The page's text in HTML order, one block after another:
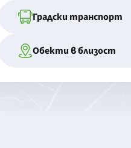
Градски транспорт
Обекти в близост